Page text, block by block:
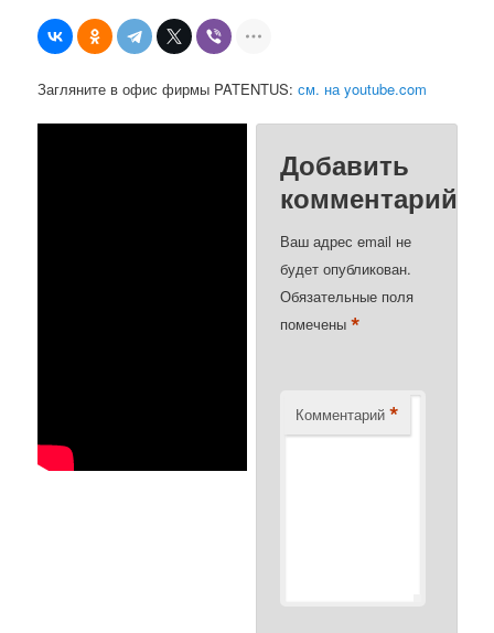
Загляните в офис фирмы PATENTUS:см. на youtube.com
Добавить
комментарий
Ваш адрес email не
будет опубликован.
Обязательные поля
помечены*
Комментарий *